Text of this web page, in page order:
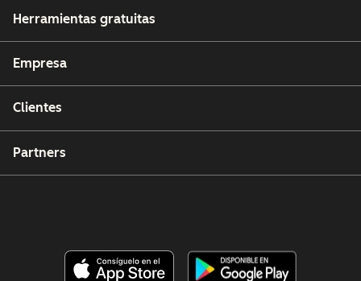
Herramientas gratuitas
Empresa
Clientes
Partners